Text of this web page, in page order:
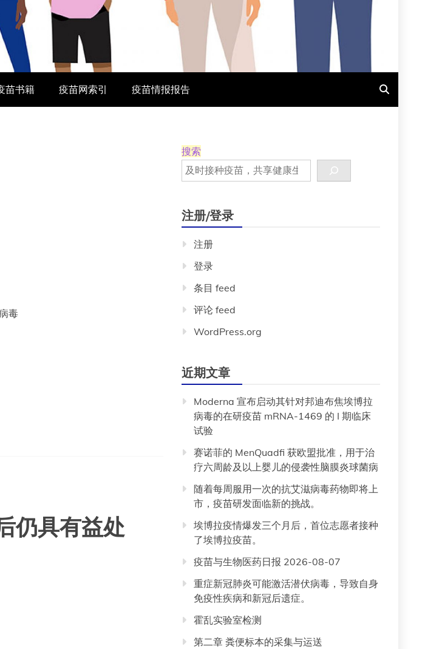
苗书籍 疫苗网索引 疫苗情报报告
毒
仍具有益处
搜索
注册/登录
注册
登录
条目 feed
评论 feed
WordPress.org
近期文章
Moderna 宣布启动其针对邦迪布焦埃博拉
病毒的在研疫苗 mRNA-1469 的 I 期临床
试验
赛诺菲的 MenQuadfi 获欧盟批准，用于治
疗六周龄及以上婴儿的侵袭性脑膜炎球菌病
随着每周服用一次的抗艾滋病毒药物即将上
市，疫苗研发面临新的挑战。
埃博拉疫情爆发三个月后，首位志愿者接种
了埃博拉疫苗。
疫苗与生物医药日报 2026-08-07
重症新冠肺炎可能激活潜伏病毒，导致自身
免疫性疾病和新冠后遗症。
霍乱实验室检测
第二章 粪便标本的采集与运送